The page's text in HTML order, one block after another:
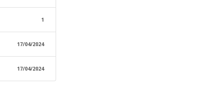
1
17/04/2024
17/04/2024